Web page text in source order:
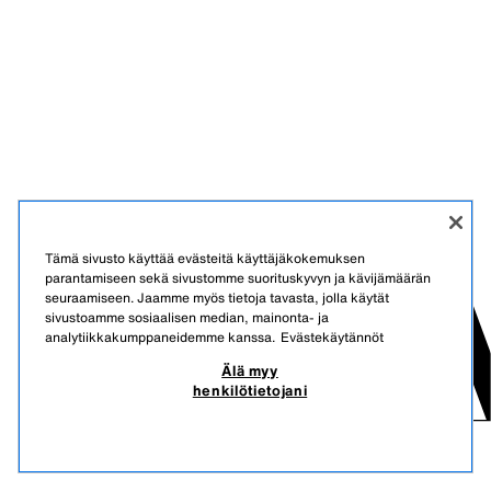
Tämä sivusto käyttää evästeitä käyttäjäkokemuksen
parantamiseen sekä sivustomme suorituskyvyn ja kävijämäärän
seuraamiseen. Jaamme myös tietoja tavasta, jolla käytät
sivustoamme sosiaalisen median, mainonta- ja
analytiikkakumppaneidemme kanssa. Evästekäytännöt
Älä myy
henkilötietojani